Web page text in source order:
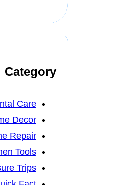
Category
Care
Decor
Repair
Tools
Trips